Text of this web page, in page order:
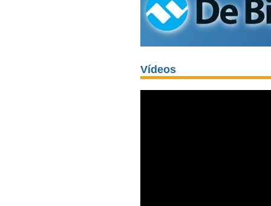
Vídeos